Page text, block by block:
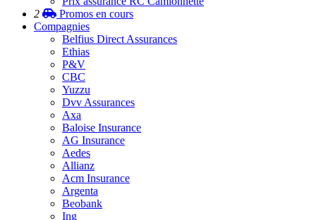
2
Promos en cours
Compagnies
Belfius Direct Assurances
Ethias
P&V
CBC
Yuzzu
Dvv Assurances
Axa
Baloise Insurance
AG Insurance
Aedes
Allianz
Acm Insurance
Argenta
Beobank
Ing